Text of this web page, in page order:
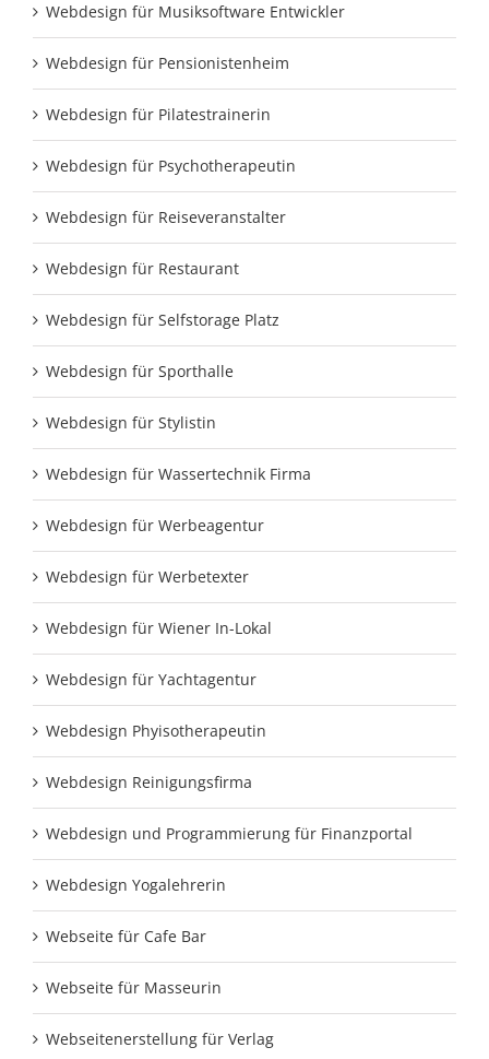
Webdesign für Musiksoftware Entwickler
Webdesign für Pensionistenheim
Webdesign für Pilatestrainerin
Webdesign für Psychotherapeutin
Webdesign für Reiseveranstalter
Webdesign für Restaurant
Webdesign für Selfstorage Platz
Webdesign für Sporthalle
Webdesign für Stylistin
Webdesign für Wassertechnik Firma
Webdesign für Werbeagentur
Webdesign für Werbetexter
Webdesign für Wiener In-Lokal
Webdesign für Yachtagentur
Webdesign Phyisotherapeutin
Webdesign Reinigungsfirma
Webdesign und Programmierung für Finanzportal
Webdesign Yogalehrerin
Webseite für Cafe Bar
Webseite für Masseurin
Webseitenerstellung für Verlag